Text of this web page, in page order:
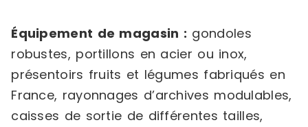
Équipement de magasin : gondoles
robustes, portillons en acier ou inox,
présentoirs fruits et légumes fabriqués en
France, rayonnages d’archives modulables,
caisses de sortie de différentes tailles,